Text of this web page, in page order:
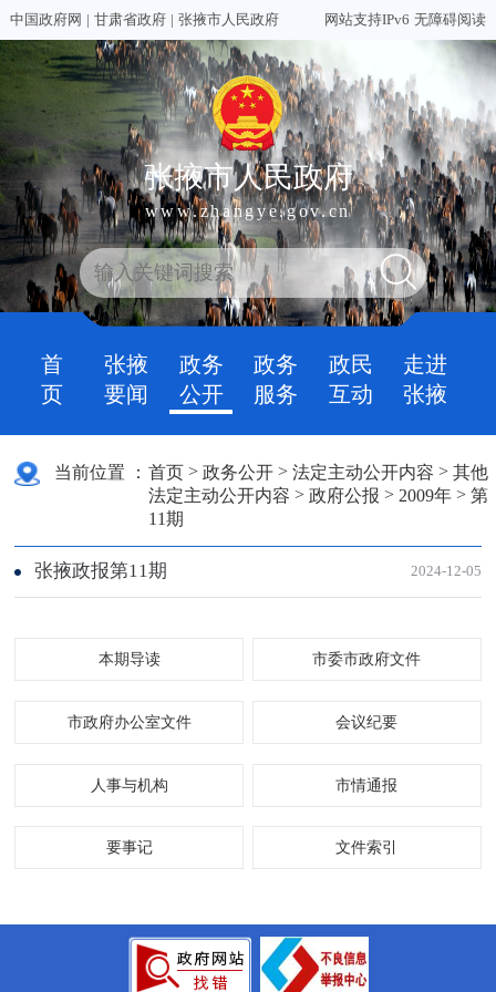
中国政府网 | 甘肃省政府 | 张掖市人民政府 网站支持IPv6 无障碍阅读
张掖市人民政府
www.zhangye.gov.cn
首
页
张掖
要闻
政务
公开
政务
服务
政民
互动
走进
张掖
当前位置 ： 首页 >政务公开 >法定主动公开内容 >其他
法定主动公开内容 >政府公报 > 2009年 >第
11期
张掖政报第11期 2024-12-05
本期导读 市委市政府文件
市政府办公室文件 会议纪要
人事与机构 市情通报
要事记 文件索引